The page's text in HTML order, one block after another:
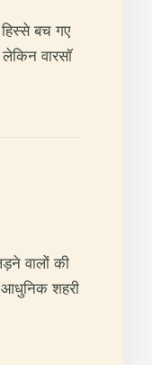
बच गए
वारसॉ
वालों की
आधुनिक शहरी